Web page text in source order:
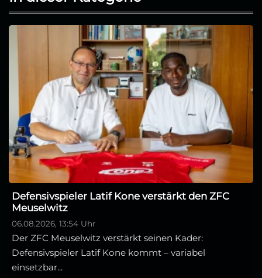
Defensivspieler Latif Kone verstärkt den ZFC
Meuselwitz
06.08.2026, 13:54 Uhr
Der ZFC Meuselwitz verstärkt seinen Kader:
Defensivspieler Latif Kone kommt – variabel
einsetzbar...